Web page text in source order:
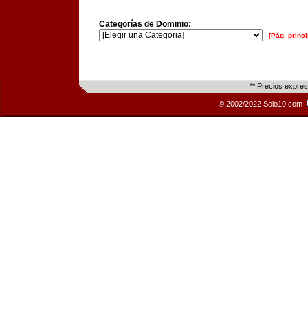
Categorías de Dominio:
[Pág.
** Precios
© 2002/2022 Solo10.com